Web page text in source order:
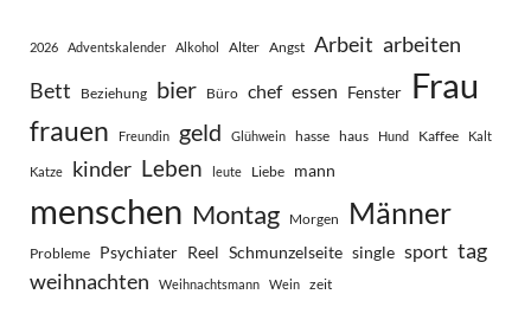
2026 Adventskalender Alkohol Alter Angst Arbeit arbeiten
Bett
Beziehung bier Büro chef essen Fenster Frau
frauen Freundin geld Glühwein hasse haus Hund Kaffee Kalt
Katze kinder Leben leute Liebe mann
menschen Montag Morgen Männer
Probleme Psychiater Reel Schmunzelseite single sport tag
weihnachten
Weihnachtsmann Wein zeit